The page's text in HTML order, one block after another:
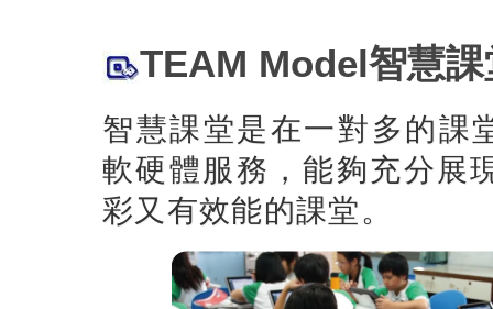
TEAM Model智慧
智慧課堂是在一對多的課
軟硬體服務，能夠充分展
彩又有效能的課堂。